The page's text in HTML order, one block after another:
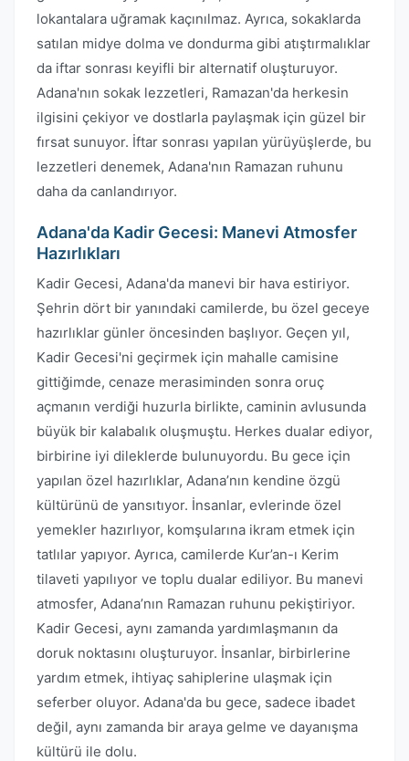
lokantalara uğramak kaçınılmaz. Ayrıca, sokaklarda
satılan midye dolma ve dondurma gibi atıştırmalıklar
da iftar sonrası keyifli bir alternatif oluşturuyor.
Adana'nın sokak lezzetleri, Ramazan'da herkesin
ilgisini çekiyor ve dostlarla paylaşmak için güzel bir
fırsat sunuyor. İftar sonrası yapılan yürüyüşlerde, bu
lezzetleri denemek, Adana'nın Ramazan ruhunu
daha da canlandırıyor.
Adana'da Kadir Gecesi: Manevi Atmosfer
Hazırlıkları
Kadir Gecesi, Adana'da manevi bir hava estiriyor.
Şehrin dört bir yanındaki camilerde, bu özel geceye
hazırlıklar günler öncesinden başlıyor. Geçen yıl,
Kadir Gecesi'ni geçirmek için mahalle camisine
gittiğimde, cenaze merasiminden sonra oruç
açmanın verdiği huzurla birlikte, caminin avlusunda
büyük bir kalabalık oluşmuştu. Herkes dualar ediyor,
birbirine iyi dileklerde bulunuyordu. Bu gece için
yapılan özel hazırlıklar, Adana’nın kendine özgü
kültürünü de yansıtıyor. İnsanlar, evlerinde özel
yemekler hazırlıyor, komşularına ikram etmek için
tatlılar yapıyor. Ayrıca, camilerde Kur’an-ı Kerim
tilaveti yapılıyor ve toplu dualar ediliyor. Bu manevi
atmosfer, Adana’nın Ramazan ruhunu pekiştiriyor.
Kadir Gecesi, aynı zamanda yardımlaşmanın da
doruk noktasını oluşturuyor. İnsanlar, birbirlerine
yardım etmek, ihtiyaç sahiplerine ulaşmak için
seferber oluyor. Adana'da bu gece, sadece ibadet
değil, aynı zamanda bir araya gelme ve dayanışma
kültürü ile dolu.